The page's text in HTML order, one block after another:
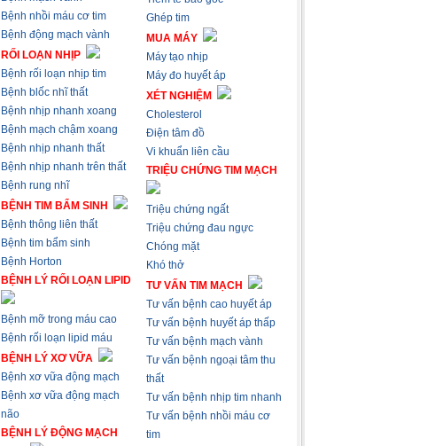
Bệnh nhồi máu cơ tim
Bệnh động mạch vành
RỐI LOẠN NHỊP
Bệnh rối loạn nhịp tim
Bệnh blốc nhĩ thất
Bệnh nhịp nhanh xoang
Bệnh mạch chậm xoang
Bệnh nhịp nhanh thất
Bệnh nhịp nhanh trên thất
Bệnh rung nhĩ
BỆNH TIM BẨM SINH
Bệnh thông liên thất
Bệnh tim bẩm sinh
Bệnh Horton
BỆNH LÝ RỐI LOẠN LIPID
Bệnh mỡ trong máu cao
Bệnh rối loạn lipid máu
BỆNH LÝ XƠ VỮA
Bệnh xơ vữa động mạch
Bệnh xơ vữa động mạch
não
BỆNH LÝ ĐỘNG MẠCH
Ghép tim
MUA MÁY
Máy tạo nhịp
Máy đo huyết áp
XÉT NGHIỆM
Cholesterol
Điện tâm đồ
Vi khuẩn liên cầu
TRIỆU CHỨNG TIM MẠCH
Triệu chứng ngất
Triệu chứng đau ngực
Chóng mặt
Khó thở
TƯ VẤN TIM MẠCH
Tư vấn bệnh cao huyết áp
Tư vấn bệnh huyết áp thấp
Tư vấn bệnh mạch vành
Tư vấn bệnh ngoại tâm thu
thất
Tư vấn bệnh nhịp tim nhanh
Tư vấn bệnh nhồi máu cơ
tim